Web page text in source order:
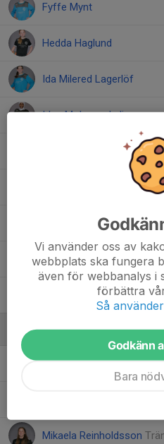
Fyffe Mynt
Hedda Haglund
Ida Milered Lagerlöf
Idna Mohamed ali
Maya Solelöv
Selihom Tsegay
Ledare
Karin HolmquistTränare
Mikaela Reinholdsson
Vi använder oss av
webbplats ska fungera
även för webbanalys i
förbättra
Så
Godkänn
Bara